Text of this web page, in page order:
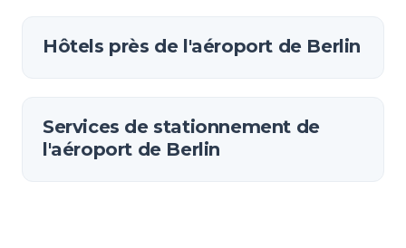
Hôtels près de l'aéroport de Berlin
Services de stationnement de
l'aéroport de Berlin